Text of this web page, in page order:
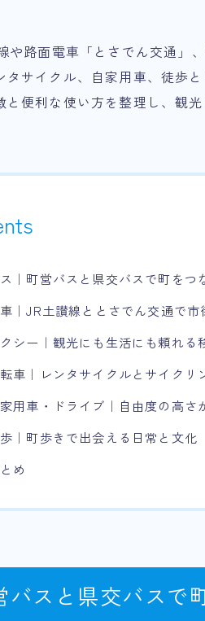
や路面電車「とさでん交通」
タサイクル、自家用車、徒歩
と便利な使い方を整理し、観
｜町営バスと県交バスで町をつ
｜JR土讃線ととさでん交通で市
シー｜観光にも生活にも頼れる
車｜レンタサイクルとサイクリ
用車・ドライブ｜自由度の高さ
｜町歩きで出会える日常と文化
め
バスと県交バスで